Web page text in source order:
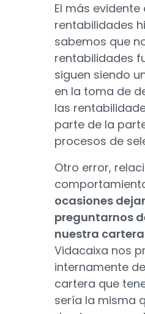
El más evidente
rentabilidades
sabemos que
rentabilidades
siguen siendo
en la toma de
las
parte de la
procesos de
Otro error,
ocasiones
preguntarnos
nuestra
Vidacaixa nos
internamente
cartera que
sería la misma